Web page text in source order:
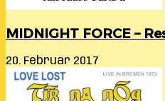
MIDNIGHT FORCE –
20. Februar 2017